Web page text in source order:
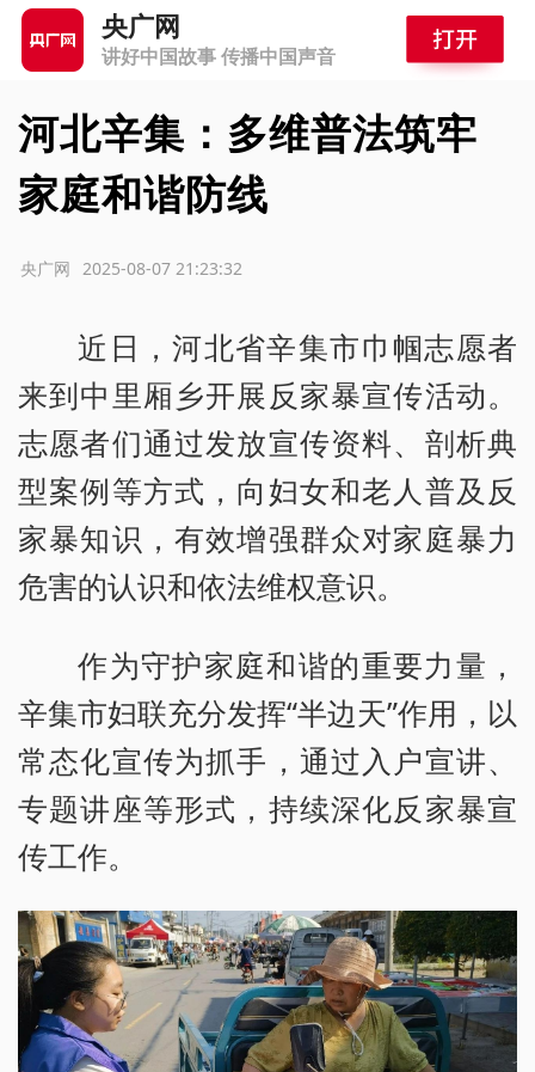
央广网
讲好中国故事 传播中国声音
河北辛集：多维普法筑牢
家庭和谐防线
2025-08-07 21:23:32
央广网
近日，河北省辛集市巾帼志愿者
来到中里厢乡开展反家暴宣传活动。
志愿者们通过发放宣传资料、剖析典
型案例等方式，向妇女和老人普及反
家暴知识，有效增强群众对家庭暴力
危害的认识和依法维权意识。
作为守护家庭和谐的重要力量，
辛集市妇联充分发挥“半边天”作用，以
常态化宣传为抓手，通过入户宣讲、
专题讲座等形式，持续深化反家暴宣
传工作。